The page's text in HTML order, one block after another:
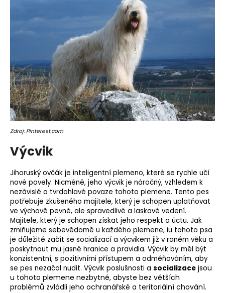
Zdroj: Pinterest.com
Výcvik
Jihoruský ovčák je inteligentní plemeno, které se rychle učí
nové povely. Nicméně, jeho výcvik je náročný, vzhledem k
nezávislé a tvrdohlavé povaze tohoto plemene. Tento pes
potřebuje zkušeného majitele, který je schopen uplatňovat
ve výchově pevné, ale spravedlivé a laskavé vedení.
Majitele, který je schopen získat jeho respekt a úctu. Jak
zmiňujeme sebevědomě u každého plemene, iu tohoto psa
je důležité začít se socializací a výcvikem již v raném věku a
poskytnout mu jasné hranice a pravidla. Výcvik by měl být
konzistentní, s pozitivními přístupem a odměňováním, aby
se pes nezačal nudit. Výcvik poslušnosti a socializace jsou
u tohoto plemene nezbytné, abyste bez větších
problémů zvládli jeho ochranářské a teritoriální chování.